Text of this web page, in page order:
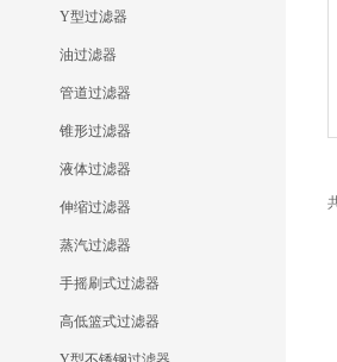
Y型过滤器
油过滤器
管道过滤器
锥形过滤器
液体过滤器
伸缩过滤器
蒸汽过滤器
手摇刷式过滤器
高低篮式过滤器